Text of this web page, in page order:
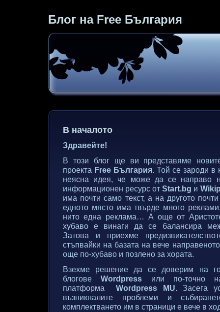
Блог на Free България
В началото
Здравейте!
В този блог ще ви представяме
проекта Free България. Той се зароди в
неясна идея, че може да се направо
информационен ресурс отStart.bg и
има почти само текст, а на другото
едното място има твърде много
нито една реклама… А още от
хубаво е винаги да се балансира
Затова и приехме
стъпвайки на базата на вече
още по-хубаво и позлено за хората.
Взехме решение да се доверим на
блоговеWordpress или по-точно
платформаWordpress MU. Засега
възникналите проблеми и
комплектването им в страници е вече в